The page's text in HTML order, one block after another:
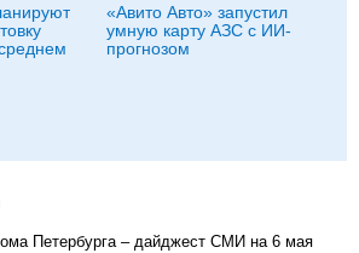
«Авито Авто» запустил
умную карту АЗС с ИИ-
прогнозом
Петербурга – дайджест СМИ на 6 мая